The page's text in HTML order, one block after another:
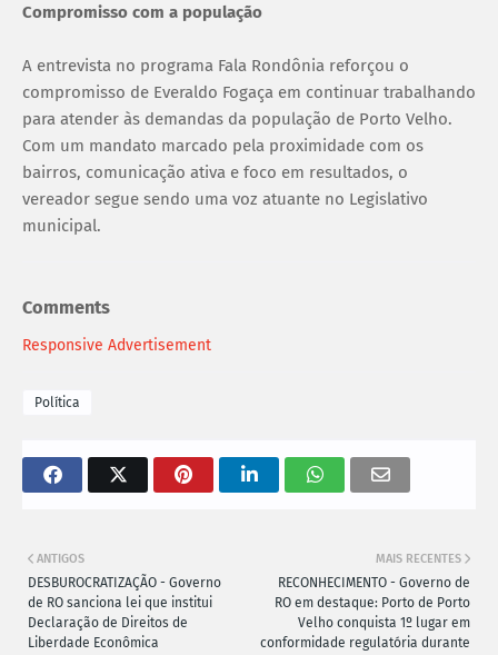
Compromisso com a população
A entrevista no programa Fala Rondônia reforçou o
compromisso de Everaldo Fogaça em continuar trabalhando
para atender às demandas da população de Porto Velho.
Com um mandato marcado pela proximidade com os
bairros, comunicação ativa e foco em resultados, o
vereador segue sendo uma voz atuante no Legislativo
municipal.
Comments
Responsive Advertisement
Política
MAIS RECENTES
RECONHECIMENTO - Governo de
RO em destaque: Porto de Porto
Velho conquista 1º lugar em
conformidade regulatória durante
ANTIGOS
DESBUROCRATIZAÇÃO - Governo
de RO sanciona lei que institui
Declaração de Direitos de
Liberdade Econômica